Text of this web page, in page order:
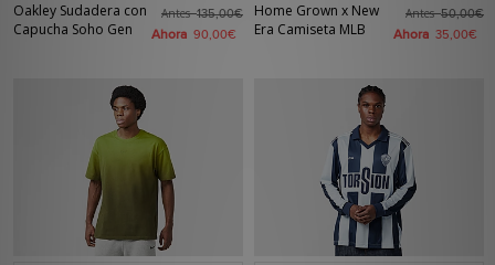
Oakley Sudadera con
Capucha Soho Gen
Antes135,00€
Ahora 90,00€
Home Grown x New
Era Camiseta MLB
Antes50,00€
Ahora 35,00€